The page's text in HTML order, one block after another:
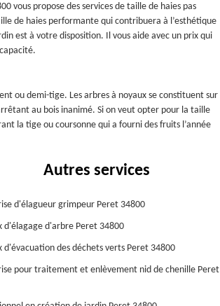
vous propose des services de taille de haies pas
de haies performante qui contribuera à l’esthétique
est à votre disposition. Il vous aide avec un prix qui
ou demi-tige. Les arbres à noyaux se constituent sur
au bois inanimé. Si on veut opter pour la taille
la tige ou coursonne qui a fourni des fruits l’année
Autres services
d'élagueur grimpeur Peret 34800
d'élagage d'arbre Peret 34800
d'évacuation des déchets verts Peret 34800
pour traitement et enlèvement nid de chenille Peret